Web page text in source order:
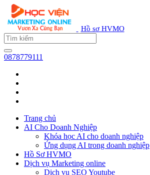
Hồ sơ HVMO
0878779111
Trang chủ
AI Cho Doanh Nghiệp
Khóa học AI cho doanh nghiệp
Ứng dụng AI trong doanh nghiệp
Hồ Sơ HVMO
Dịch vụ Marketing online
Dịch vụ SEO Youtube